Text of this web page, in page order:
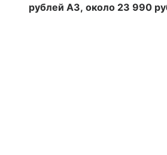
рублей A3, около 23 990